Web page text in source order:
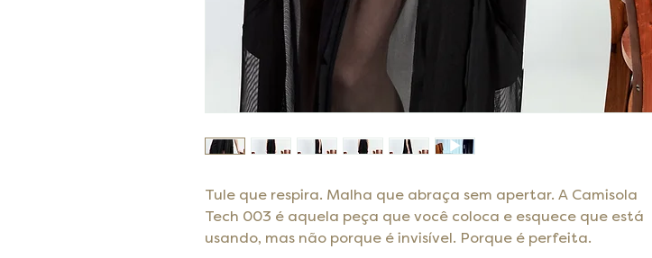
Tule que respira. Malha que abraça sem apertar. A Camisola
Tech 003 é aquela peça que você coloca e esquece que está
usando, mas não porque é invisível. Porque é perfeita.